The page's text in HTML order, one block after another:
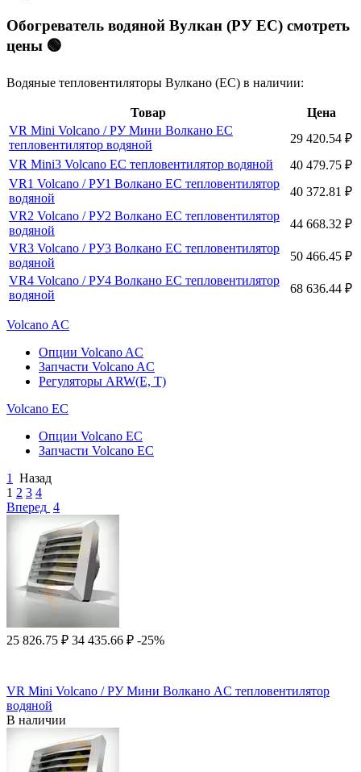
Обогреватель водяной Вулкан (РУ ЕC) смотреть
цены 🟢
Водяные тепловентиляторы Вулкано (ЕС) в наличии:
Товар
Цена
VR Mini Volcano / РУ Мини Волкано EC
тепловентилятор водяной
29 420.54 ₽
VR Mini3 Volcano EC тепловентилятор водяной
40 479.75 ₽
VR1 Volcano / РУ1 Волкано EC тепловентилятор
водяной
40 372.81 ₽
VR2 Volcano / РУ2 Волкано EC тепловентилятор
водяной
44 668.32 ₽
VR3 Volcano / РУ3 Волкано EC тепловентилятор
водяной
50 466.45 ₽
VR4 Volcano / РУ4 Волкано ЕC тепловентилятор
водяной
68 636.44 ₽
Volcano AC
Опции Volcano AC
Запчасти Volcano AC
Регуляторы ARW(E, T)
Volcano ЕC
Опции Volcano EC
Запчасти Volcano EC
1
Назад
1 2 3 4
Вперед 4
25 826.75 ₽ 34 435.66 ₽ -25%
VR Mini Volcano / РУ Мини Волкано AC тепловентилятор
водяной
В наличии